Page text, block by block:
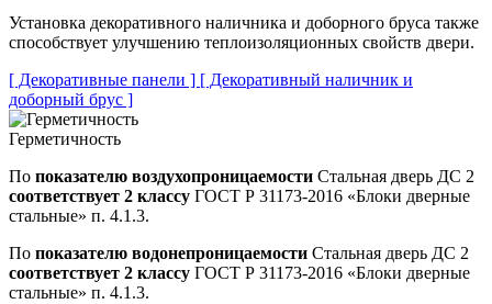
Установка декоративного наличника и доборного бруса также
способствует улучшению теплоизоляционных свойств двери.
[ Декоративные панели ] [ Декоративный наличник и
доборный брус ]
Герметичность
По показателю воздухопроницаемости Стальная дверь ДС 2
соответствует 2 классу ГОСТ Р 31173-2016 «Блоки дверные
стальные» п. 4.1.3.
По показателю водонепроницаемости Стальная дверь ДС 2
соответствует 2 классу ГОСТ Р 31173-2016 «Блоки дверные
стальные» п. 4.1.3.